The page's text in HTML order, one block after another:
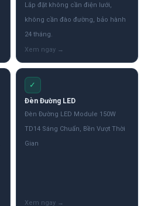
Lắp đặt không cần điện lưới,
không cần đào đường, bảo hành
24 tháng.
✓
Đèn Đường LED
Đèn Đường LED Module 150W
TD14 Sáng Chuẩn, Bền Vượt Thời
Gian